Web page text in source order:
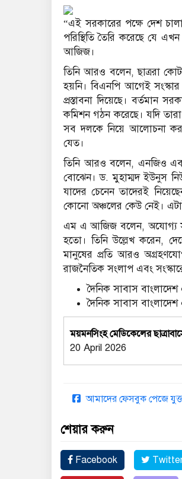
“এই সরকারের পক্ষে দেশ
পরিস্থিতি তৈরি করেছে যে
আজিজ।
তিনি আরও বলেন, ছাত্ররা
হয়নি। বিএনপি আগেই
প্রস্তাবনা দিয়েছে।
কমিশন গঠন করেছে। যদি
সব দলকে নিয়ে আলোচনা
যেত।
তিনি আরও বলেন, এনজিও এবং
বোঝেন। ড. মুহাম্মদ ইউনুস
যাদের চেনেন তাদেরই
কোনো অঞ্চলের কেউ নেই।
এম এ আজিজ বলেন, অযোগ্য
হতো। তিনি উল্লেখ করেন,
মানুষের প্রতি আরও
রাজনৈতিক সংলাপ এবং
দৈনিক সাবাস
দৈনিক সাবাস
ময়মনসিংহ মেডিকেলের
20 April 2026
আমাদের ফেসবুক পেজে
শেয়ার করুন
Facebook